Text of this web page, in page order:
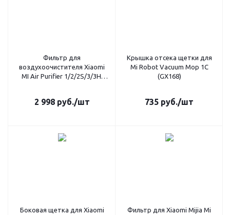
Фильтр для
воздухоочистителя Xiaomi
MI Air Purifier 1/2/2S/3/3H,
2 998руб./шт
Крышка отсека щетки для
Mi Robot Vacuum Mop 1C
(GX168)
735 руб./шт
Боковая щетка для Xiaomi
Фильтр для Xiaomi Mijia Mi